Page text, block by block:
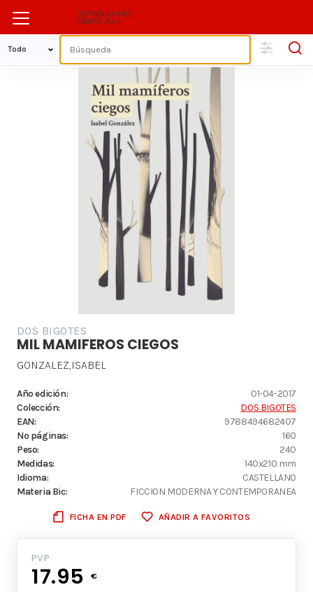
DOS BIGOTES
MIL MAMIFEROS CIEGOS
GONZALEZ,ISABEL
Año edición:
01-04-2017
Colección:
DOS BIGOTES
EAN:
9788494682407
Nº páginas:
160
Peso:
240
Medidas:
140x210 mm
Idioma:
CASTELLANO
Materia Bic:
FICCION MODERNA Y CONTEMPORANEA
FICHA EN PDF AÑADIR A FAVORITOS
PVP
17.95 €